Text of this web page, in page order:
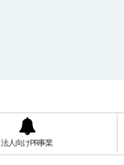
法人向けPR事業